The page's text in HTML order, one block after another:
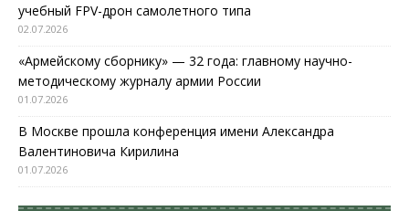
учебный FPV-дрон самолетного типа
02.07.2026
«Армейскому сборнику» — 32 года: главному научно-
методическому журналу армии России
01.07.2026
В Москве прошла конференция имени Александра
Валентиновича Кирилина
01.07.2026